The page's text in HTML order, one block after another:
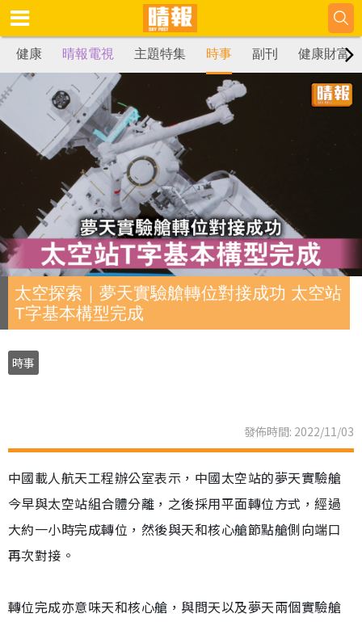
健康 晴報電視 主題特集 時事 副刊 健康財富
太空探索｜夢天實驗艙轉位對接成功 太空站
T字基本構型完成
時事
發佈時間: 2022/11/03
中國載人航天工程辦公室表示，中國太空站的夢天實驗艙
今早與太空站組合體分離，之後採用平面轉位方式，經過
大約一小時完成轉位，然後與天和核心艙節點艙側向端口
再次對接。
轉位完成亦意味天和核心艙，與問天以及夢天兩個實驗艙